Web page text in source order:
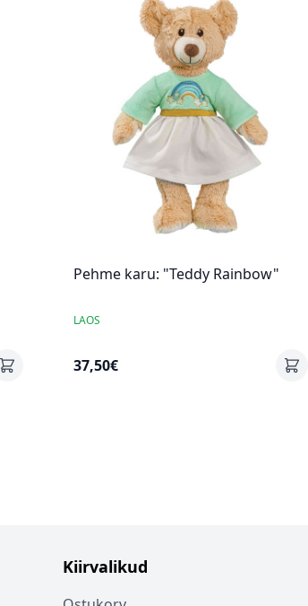
Pehme karu: "Teddy Rainbow"
LAOS
37,50€
Kiirvalikud